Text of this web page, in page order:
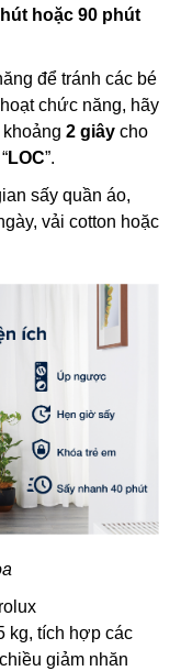
hoặc 90 phút
để tránh các bé
chức năng, hãy
khoảng 2 giây cho
LOC”.
sấy quần áo,
vải cotton hoặc
kg, tích hợp các
giảm nhăn